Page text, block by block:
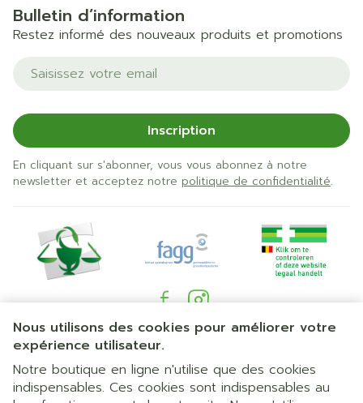
Nous utilisons des cookies pour améliorer votre
expérience utilisateur.
Notre boutique en ligne n'utilise que des cookies
indispensables. Ces cookies sont indispensables au
Bulletin d’information
Restez informé des nouveaux produits et promotions
Adresse mail
Inscription
En cliquant sur s'abonner, vous vous abonnez à notre
newsletter et acceptez notre politique de confidentialité.
Liens légaux